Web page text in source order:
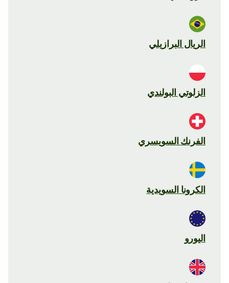
الريال البرازيلي
الزلوتي البولندي
الفرنك السويسري
الكرونا السويدية
اليورو